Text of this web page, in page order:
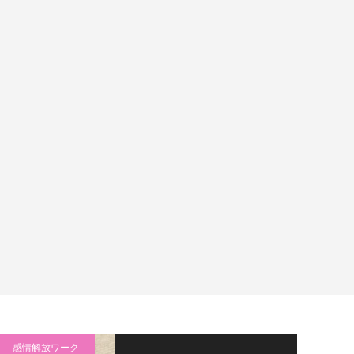
感情解放ワーク